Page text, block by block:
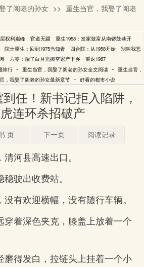
了阁老的孙女 >> 重生当官，我娶了阁老
权利巅峰 官道无疆
重生1958：发家致富从南锣鼓巷开
院士重生：回到1975当知青 四合院：从1958开始
别叫我恶
六零：踹了白月光搬空家产下乡
重返1987
锋行 - 重生当官，我娶了阁老的孙女全文阅读 - 重生当官，
，我娶了阁老的孙女最新章节 - 好看的都市小说
任！新书记拒入陷阱，
连环杀招破产
页 下一页 阅读记录
河县高速出口。
驶出收费站。
有欢迎横幅，没有随行车辆。
穿着深色夹克，膝盖上放着一个
磨得发白，拉链头上挂着一个小